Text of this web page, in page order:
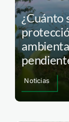
¿Cuánto
Noticias